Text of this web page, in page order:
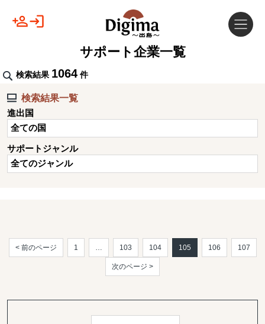
サポート企業一覧
検索結果 1064 件
検索結果一覧
進出国
全ての国
サポートジャンル
全てのジャンル
< 前のページ 1 … 103 104 105 106 107
次のページ >